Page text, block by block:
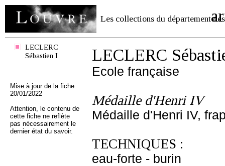
Les collections du département des
LECLERC
Sébastien I
Mise à jour de la fiche
20/01/2022
Attention, le contenu de
cette fiche ne reflète
pas nécessairement le
dernier état du savoir.
LECLERC
Ecole française
Médaille d'Henri IV
Médaille d'Henri IV,
TECHNIQUES :
eau-forte - burin